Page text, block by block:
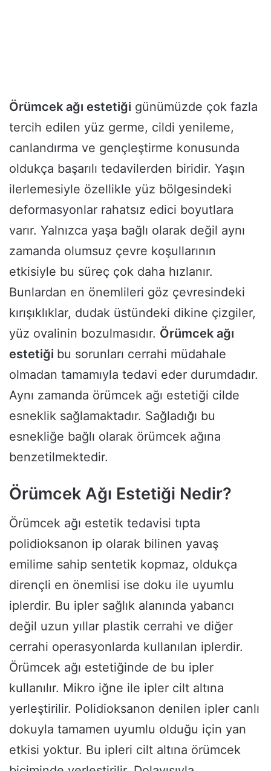
Örümcek ağı estetiği günümüzde çok fazla
tercih edilen yüz germe, cildi yenileme,
canlandırma ve gençleştirme konusunda
oldukça başarılı tedavilerden biridir. Yaşın
ilerlemesiyle özellikle yüz bölgesindeki
deformasyonlar rahatsız edici boyutlara
varır. Yalnızca yaşa bağlı olarak değil aynı
zamanda olumsuz çevre koşullarının
etkisiyle bu süreç çok daha hızlanır.
Bunlardan en önemlileri göz çevresindeki
kırışıklıklar, dudak üstündeki dikine çizgiler,
yüz ovalinin bozulmasıdır. Örümcek ağı
estetiği bu sorunları cerrahi müdahale
olmadan tamamıyla tedavi eder durumdadır.
Aynı zamanda örümcek ağı estetiği cilde
esneklik sağlamaktadır. Sağladığı bu
esnekliğe bağlı olarak örümcek ağına
benzetilmektedir.
Örümcek Ağı Estetiği Nedir?
Örümcek ağı estetik tedavisi tıpta
polidioksanon ip olarak bilinen yavaş
emilime sahip sentetik kopmaz, oldukça
dirençli en önemlisi ise doku ile uyumlu
iplerdir. Bu ipler sağlık alanında yabancı
değil uzun yıllar plastik cerrahi ve diğer
cerrahi operasyonlarda kullanılan iplerdir.
Örümcek ağı estetiğinde de bu ipler
kullanılır. Mikro iğne ile ipler cilt altına
yerleştirilir. Polidioksanon denilen ipler canlı
dokuyla tamamen uyumlu olduğu için yan
etkisi yoktur. Bu ipleri cilt altına örümcek